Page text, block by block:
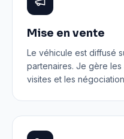
Mise en vente
Le véhicule est diffusé
partenaires. Je gère
visites et les